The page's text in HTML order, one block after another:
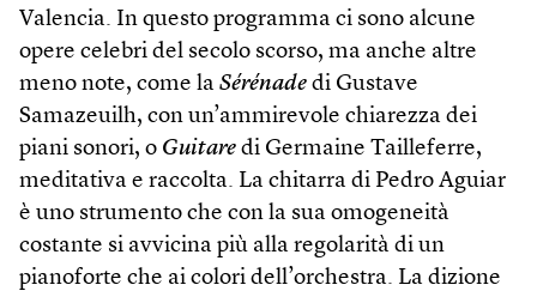
Valencia. In questo programma ci sono alcune
opere celebri del secolo scorso, ma anche altre
meno note, come la Sérénade di Gustave
Samazeuilh, con un’ammirevole chiarezza dei
piani sonori, o Guitare di Germaine Tailleferre,
meditativa e raccolta. La chitarra di Pedro Aguiar
è uno strumento che con la sua omogeneità
costante si avvicina più alla regolarità di un
pianoforte che ai colori dell’orchestra. La dizione